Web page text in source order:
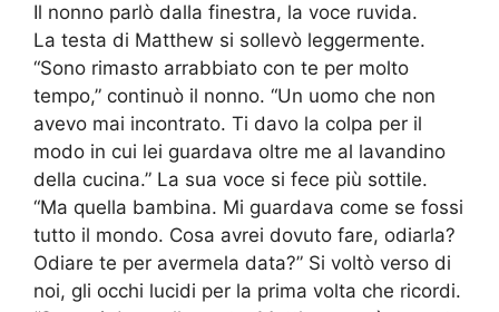
Il nonno parlò dalla finestra, la voce ruvida.
La testa di Matthew si sollevò leggermente.
“Sono rimasto arrabbiato con te per molto
tempo,” continuò il nonno. “Un uomo che non
avevo mai incontrato. Ti davo la colpa per il
modo in cui lei guardava oltre me al lavandino
della cucina.” La sua voce si fece più sottile.
“Ma quella bambina. Mi guardava come se fossi
tutto il mondo. Cosa avrei dovuto fare, odiarla?
Odiare te per avermela data?” Si voltò verso di
noi, gli occhi lucidi per la prima volta che ricordi.